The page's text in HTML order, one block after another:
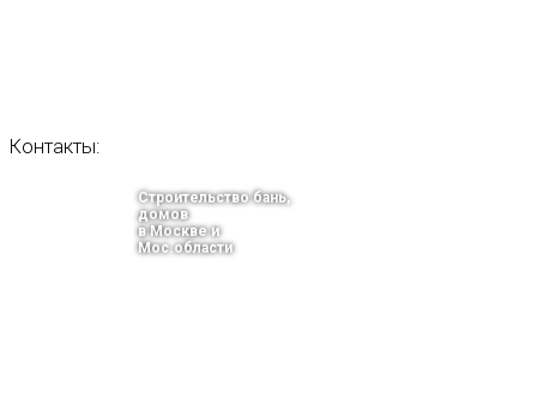
Контакты:
Строительство бань,
домов
в Москве и
Мос.области